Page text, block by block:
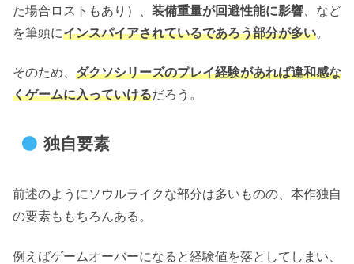
た場合ロストもあり）、 装備重量が回避性能に影響 、など
を筆頭にインスパイアされているであろう部分が多い。
そのため、 ダクソシリーズのプレイ経験があれば違和感な
くゲームに入っていけるだろう。
独自要素
前述のようにソウルライクな部分は多いものの、本作独自
の要素ももちろんある。
例えばゲームオーバーになると経験値を落としてしまい、